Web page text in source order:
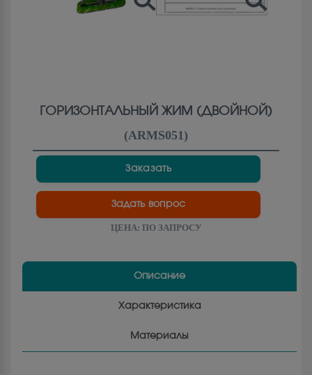
ГОРИЗОНТАЛЬНЫЙ ЖИМ (ДВОЙНОЙ)
(ARMS051)
Заказать
Задать вопрос
ЦЕНА: ПО ЗАПРОСУ
Описание
Характеристика
Материалы